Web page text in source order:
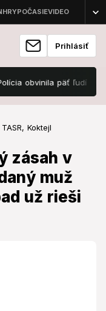
Prihlásiť
obvinila päť ľudí
TASR, Koktejl
zásah v
muž
už rieši
v
muž
už rieši